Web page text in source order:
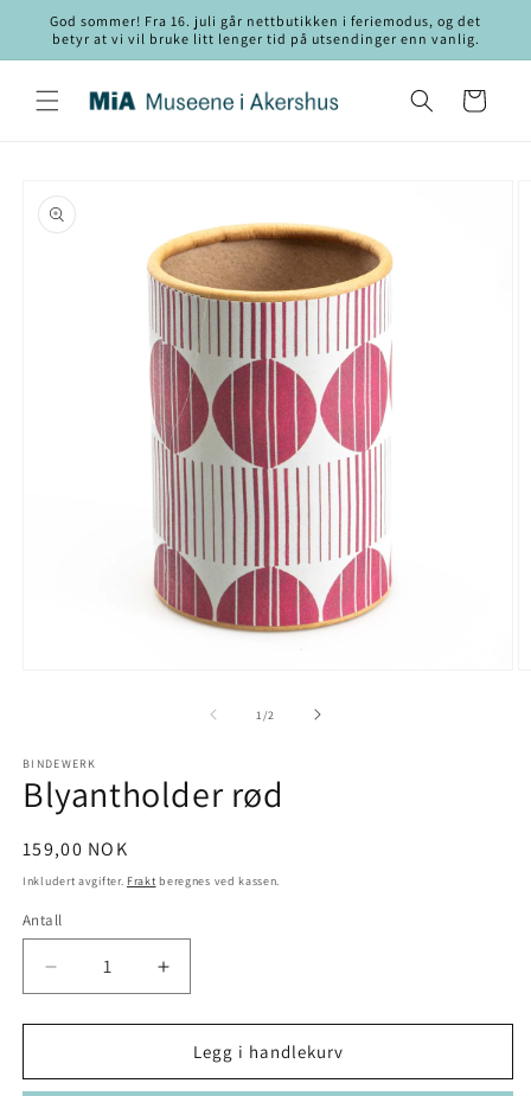
innholdet
God sommer! Fra 16. juli går nettbutikken i feriemodus, og det
betyr at vi vil bruke litt lenger tid på utsendinger enn vanlig.
Handlekurv
1 /av2
BINDEWERK
Blyantholder rød
Vanlig
pris
159,00 NOK
Inkludert avgifter. Frakt beregnes ved kassen.
Antall
Antall
antallet
for
rød
Øk
antallet
for
Blyantholder
rød
Legg i handlekurv